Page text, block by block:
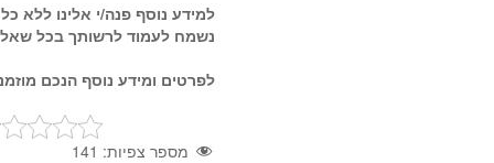
למידע נוסף פנה/י אלינו ללא
נשמח לעמוד לרשותך בכל
לפרטים ומידע נוסף הנכם
מספר צפיות: 141